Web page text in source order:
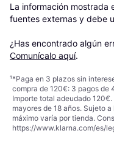
La información mostrada
fuentes externas y debe
¿Has encontrado algún
Comunícalo aquí.
¹*Paga en 3 plazos sin
compra de 120€: 3 pagos de
Importe total adeudado
mayores de 18 años. Sujeto
máximo varía por tienda.
https://www.klarna.com/es/